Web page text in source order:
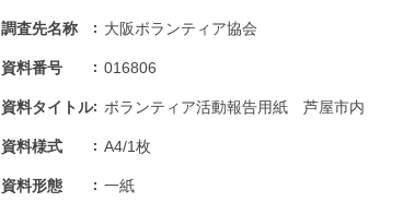
調査先名称 大阪ボランティア協会
資料番号 016806
資料タイトル ボランティア活動報告用紙 芦屋市内
資料様式 A4/1枚
資料形態 一紙